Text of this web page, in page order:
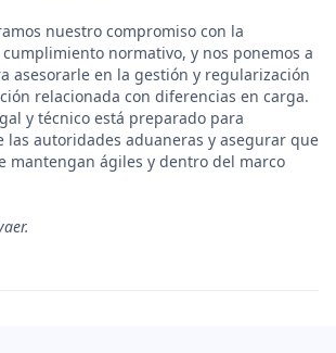
nuestro compromiso con la
normativo, y nos ponemos a
asesorarle en la gestión y regularización
relacionada con diferencias en carga.
y técnico está preparado para
las autoridades aduaneras y asegurar que
mantengan ágiles y dentro del marco